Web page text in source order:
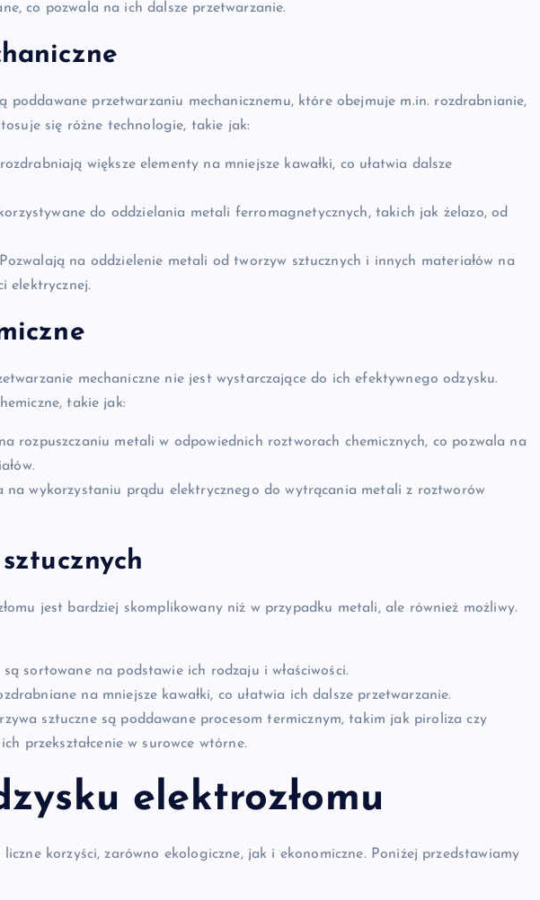
co pozwala na ich dalsze przetwarzanie.
poddawane przetwarzaniu mechanicznemu, które obejmuje m.in. rozdrabnianie,
się różne technologie, takie jak:
większe elementy na mniejsze kawałki, co ułatwia dalsze
do oddzielania metali ferromagnetycznych, takich jak żelazo, od
Pozwalają na oddzielenie metali od tworzyw sztucznych i innych materiałów na
elektrycznej.
mechaniczne nie jest wystarczające do ich efektywnego odzysku.
takie jak:
rozpuszczaniu metali w odpowiednich roztworach chemicznych, co pozwala na
wykorzystaniu prądu elektrycznego do wytrącania metali z roztworów
jest bardziej skomplikowany niż w przypadku metali, ale również możliwy.
sortowane na podstawie ich rodzaju i właściwości.
na mniejsze kawałki, co ułatwia ich dalsze przetwarzanie.
sztuczne są poddawane procesom termicznym, takim jak piroliza czy
przekształcenie w surowce wtórne.
elektrozłomu
korzyści, zarówno ekologiczne, jak i ekonomiczne. Poniżej przedstawiamy